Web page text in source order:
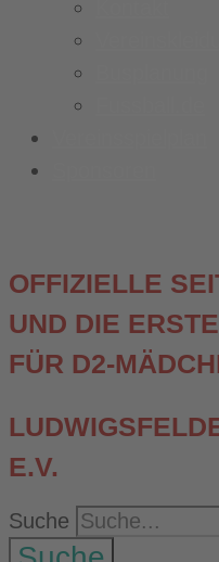
OFFIZIELLE
UND DIE
FÜR D2-
.V.
Suche